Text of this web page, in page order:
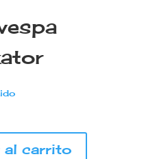
al carrito